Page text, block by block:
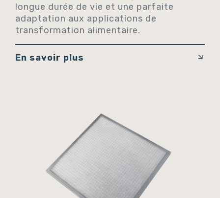
longue durée de vie et une parfaite
adaptation aux applications de
transformation alimentaire.
En savoir plus